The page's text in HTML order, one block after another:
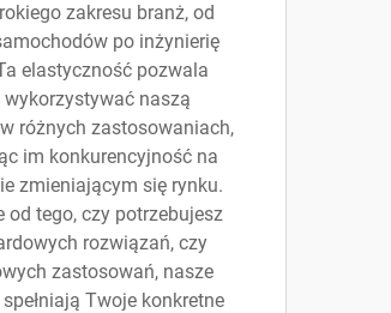
zakresu branż, od
po inżynierię
elastyczność pozwala
naszą
różnych zastosowaniach,
im konkurencyjność na
zmieniającym się rynku.
od tego, czy potrzebujesz
rozwiązań, czy
zastosowań, nasze
Twoje konkretne